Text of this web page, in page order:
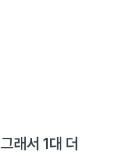
래서 1대 더